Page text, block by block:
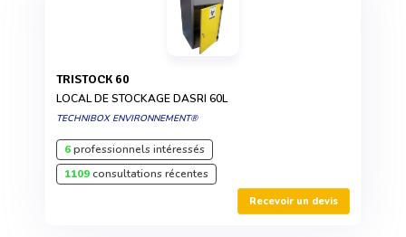
TRISTOCK 60
LOCAL DE STOCKAGE DASRI 60L
TECHNIBOX ENVIRONNEMENT®
6professionnels intéressés
1109consultations récentes
Recevoir un devis